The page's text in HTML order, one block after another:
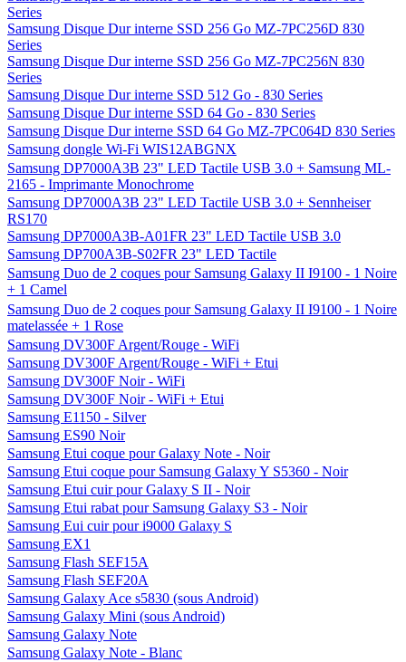
Series
Samsung Disque Dur interne SSD 256 Go MZ-7PC256D 830
Series
Samsung Disque Dur interne SSD 256 Go MZ-7PC256N 830
Series
Samsung Disque Dur interne SSD 512 Go - 830 Series
Samsung Disque Dur interne SSD 64 Go - 830 Series
Samsung Disque Dur interne SSD 64 Go MZ-7PC064D 830 Series
Samsung dongle Wi-Fi WIS12ABGNX
Samsung DP7000A3B 23" LED Tactile USB 3.0 + Samsung ML-
2165 - Imprimante Monochrome
Samsung DP7000A3B 23" LED Tactile USB 3.0 + Sennheiser
RS170
Samsung DP7000A3B-A01FR 23" LED Tactile USB 3.0
Samsung DP700A3B-S02FR 23" LED Tactile
Samsung Duo de 2 coques pour Samsung Galaxy II I9100 - 1 Noire
+ 1 Camel
Samsung Duo de 2 coques pour Samsung Galaxy II I9100 - 1 Noire
matelassée + 1 Rose
Samsung DV300F Argent/Rouge - WiFi
Samsung DV300F Argent/Rouge - WiFi + Etui
Samsung DV300F Noir - WiFi
Samsung DV300F Noir - WiFi + Etui
Samsung E1150 - Silver
Samsung ES90 Noir
Samsung Etui coque pour Galaxy Note - Noir
Samsung Etui coque pour Samsung Galaxy Y S5360 - Noir
Samsung Etui cuir pour Galaxy S II - Noir
Samsung Etui rabat pour Samsung Galaxy S3 - Noir
Samsung Eui cuir pour i9000 Galaxy S
Samsung EX1
Samsung Flash SEF15A
Samsung Flash SEF20A
Samsung Galaxy Ace s5830 (sous Android)
Samsung Galaxy Mini (sous Android)
Samsung Galaxy Note
Samsung Galaxy Note - Blanc